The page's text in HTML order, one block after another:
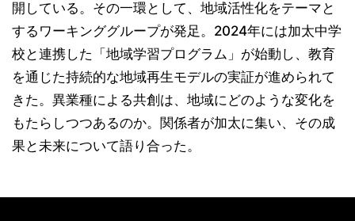
開している。その一環として、地域活性化をテーマと
するワーキンググループが発足。2024年には加太中学
校と連携した「地域学習プログラム」が始動し、教育
を通じた持続的な地域再生モデルの実証が進められて
きた。異業種による共創は、地域にどのような変化を
もたらしつつあるのか。関係者が加太に集い、その成
果と未来について語り合った。